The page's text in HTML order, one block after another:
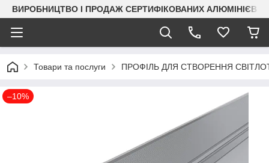
ВИРОБНИЦТВО І ПРОДАЖ СЕРТИФІКОВАНИХ
Товари та послуги ПРОФІЛЬ ДЛЯ СТВОРЕННЯ
–10%